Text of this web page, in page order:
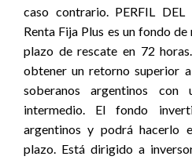
caso contrario. PERFIL
Renta Fija Plus es un fondo
plazo de rescate en 72
obtener un retorno superior
soberanos argentinos
intermedio. El fondo
argentinos y podrá hacerlo
plazo. Está dirigido a